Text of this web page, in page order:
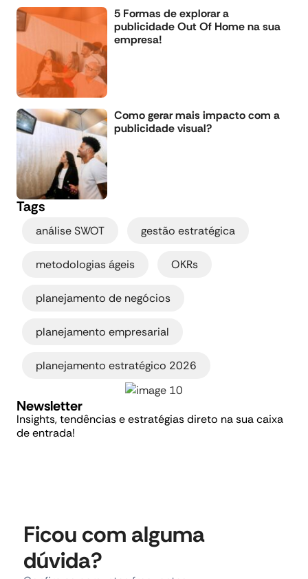
5 Formas de explorar a
publicidade Out Of Home na sua
empresa!
Como gerar mais impacto com a
publicidade visual?
Tags
análise SWOT gestão estratégica
metodologias ágeis OKRs
planejamento de negócios
planejamento empresarial
planejamento estratégico 2026
Newsletter
Insights, tendências e estratégias direto na sua caixa
de entrada!
Ficou com alguma
dúvida?